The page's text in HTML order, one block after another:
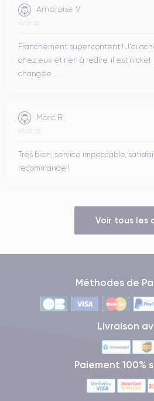
Ambroise V.
10/07/26
Franchement super content ! J'ai
chez eux et rien à redire, il est
changée ...
Marc B.
09/07/26
Très bien, service impeccable,
recommande !
Voir tous les
Méthodes de
Livraison
Paiement 100%